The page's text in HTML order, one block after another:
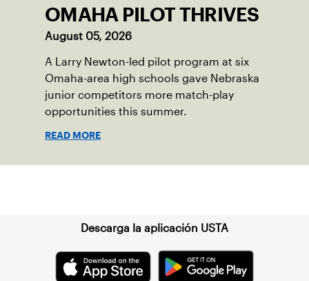
OMAHA PILOT THRIVES
August 05, 2026
A Larry Newton-led pilot program at six
Omaha-area high schools gave Nebraska
junior competitors more match-play
opportunities this summer.
READ MORE
Descarga la aplicación USTA